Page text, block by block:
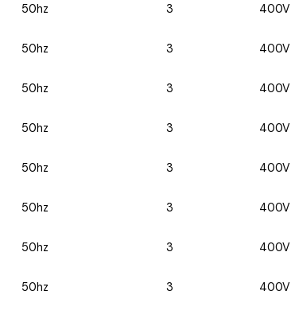
50hz 3 400V
50hz 3 400V
50hz 3 400V
50hz 3 400V
50hz 3 400V
50hz 3 400V
50hz 3 400V
50hz 3 400V